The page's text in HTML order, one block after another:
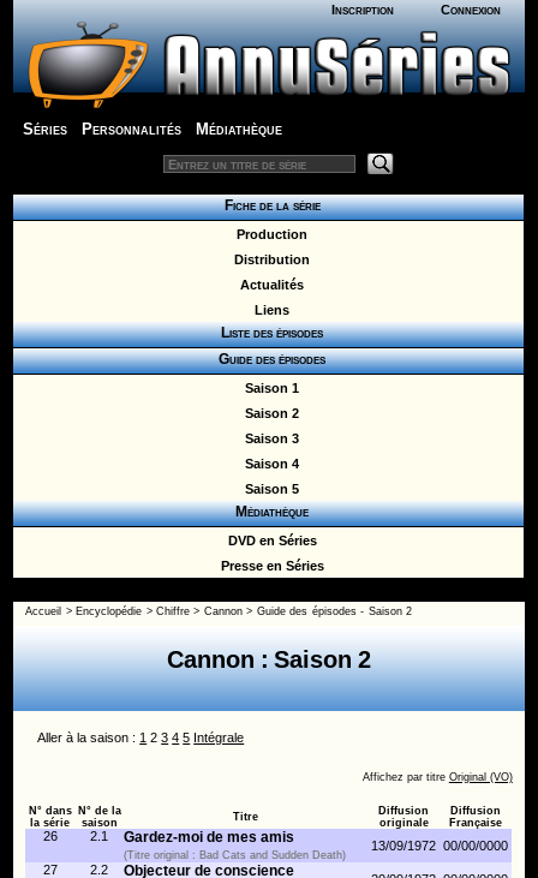
Inscription Connexion
Séries Personnalités Médiathèque
Fiche de la série
Production
Distribution
Actualités
Liens
Liste des épisodes
Guide des épisodes
Saison 1
Saison 2
Saison 3
Saison 4
Saison 5
Médiathèque
DVD en Séries
Presse en Séries
Accueil > Encyclopédie >Chiffre > Cannon> Guide des épisodes - Saison 2
Cannon : Saison 2
Aller à la saison : 1 23 4 5 Intégrale
Affichez par titre Original (VO)
N° dans
la série
N° de la
saison
Titre
Diffusion
originale
Diffusion
Française
26 2.1 Gardez-moi de mes amis
(Titre original : Bad Cats and Sudden Death)
13/09/1972 00/00/0000
27
2.2 Objecteur de conscience